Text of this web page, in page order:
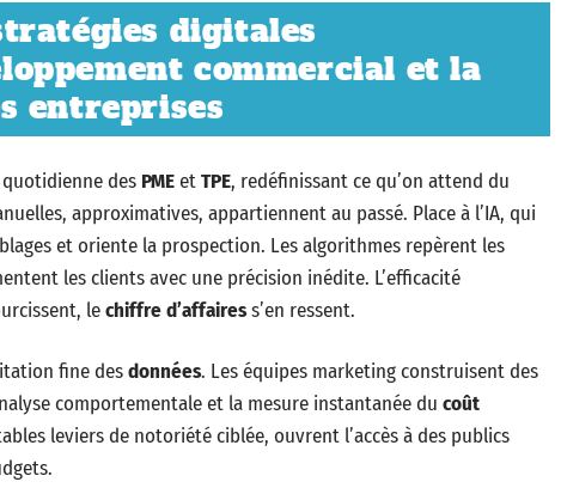
digitales
commercial et la
entreprises
quotidienne des PMEetTPE, redéfinissant ce qu’on attend du
approximatives, appartiennent au passé. Place à l’IA, qui
et oriente la prospection. Les algorithmes repèrent les
les clients avec une précision inédite. L’efficacité
lechiffre d’affairess’en ressent.
fine desdonnées. Les équipes marketing construisent des
comportementale et la mesure instantanée du coût
leviers de notoriété ciblée, ouvrent l’accès à des publics